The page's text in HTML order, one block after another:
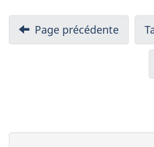
Page précédente